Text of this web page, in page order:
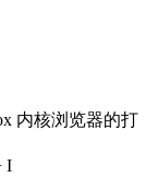
内核浏览器的打
I